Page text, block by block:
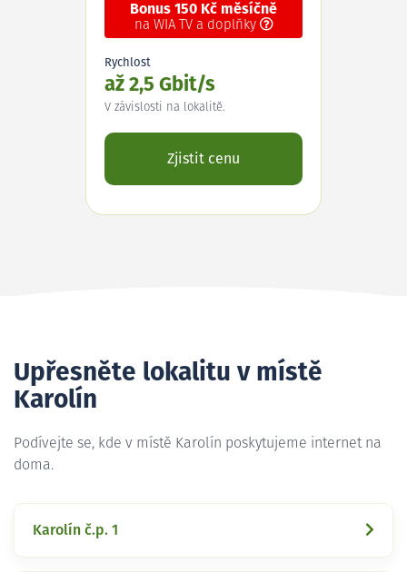
Bonus 150 Kč měsíčně
na WIA TV a doplňky
Rychlost
až 2,5 Gbit/s
V závislosti na lokalitě.
Zjistit cenu
Upřesněte lokalitu v místě
Karolín
Podívejte se, kde v místě Karolín poskytujeme internet na
doma.
Karolín č.p. 1